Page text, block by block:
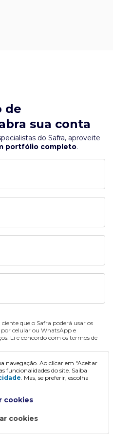
de
sua conta
do Safra, aproveite
portfólio completo.
que o Safra poderá usar os
celular ou WhatsApp e
Li e concordo com os termos de
navegação. Ao clicar em "Aceitar
funcionalidades do site. Saiba
. Mas, se preferir, escolha
cookies
cookies